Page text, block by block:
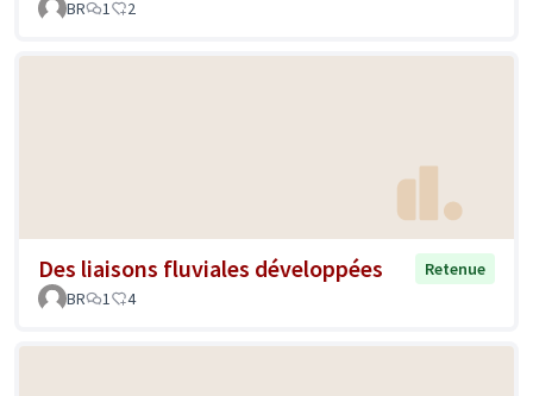
BR
1 2
Des liaisons fluviales développées
Retenue
BR
1 4